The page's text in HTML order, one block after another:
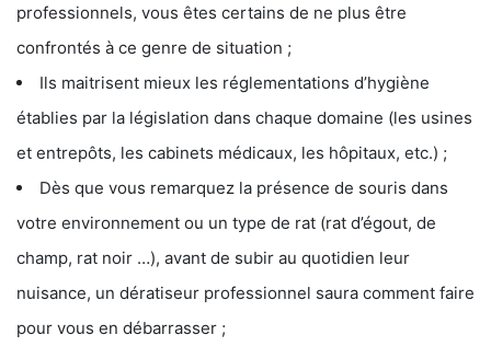
professionnels, vous êtes certains de ne plus être
confrontés à ce genre de situation ;
Ils maitrisent mieux les réglementations d’hygiène
établies par la législation dans chaque domaine (les usines
et entrepôts, les cabinets médicaux, les hôpitaux, etc.) ;
Dès que vous remarquez la présence de souris dans
votre environnement ou un type de rat (rat d’égout, de
champ, rat noir …), avant de subir au quotidien leur
nuisance, un dératiseur professionnel saura comment faire
pour vous en débarrasser ;